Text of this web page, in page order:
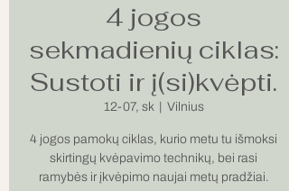
4 jogos
sekmadienių ciklas:
Sustoti ir į(si)kvėpti.
12-07, sk
  |
Vilnius
4 jogos pamokų ciklas, kurio metu tu išmoksi
skirtingų kvėpavimo technikų, bei rasi
ramybės ir įkvėpimo naujai metų pradžiai.